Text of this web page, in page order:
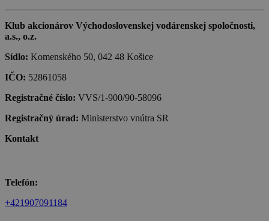
Klub akcionárov Východoslovenskej vodárenskej spoločnosti,
a.s., o.z.
Sídlo: Komenského 50, 042 48 Košice
IČO: 52861058
Registračné číslo: VVS/1-900/90-58096
Registračný úrad: Ministerstvo vnútra SR
Kontakt
Telefón:
+421907091184